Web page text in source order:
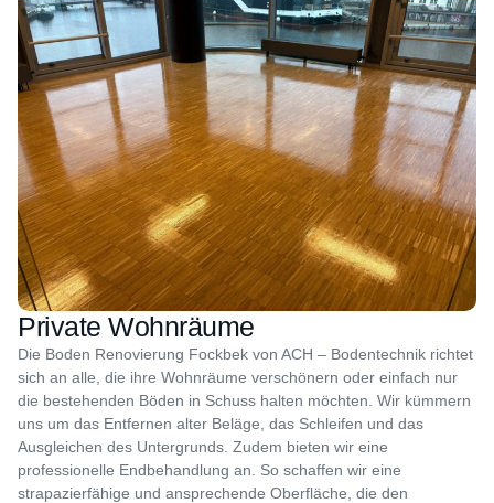
Private Wohnräume
Die Boden Renovierung Fockbek von ACH – Bodentechnik richtet
sich an alle, die ihre Wohnräume verschönern oder einfach nur
die bestehenden Böden in Schuss halten möchten. Wir kümmern
uns um das Entfernen alter Beläge, das Schleifen und das
Ausgleichen des Untergrunds. Zudem bieten wir eine
professionelle Endbehandlung an. So schaffen wir eine
strapazierfähige und ansprechende Oberfläche, die den